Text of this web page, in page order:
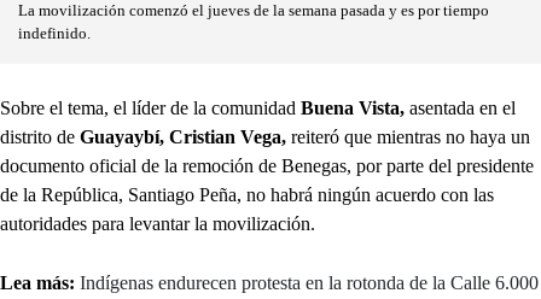
La movilización comenzó el jueves de la semana pasada y es por tiempo
indefinido.
Sobre el tema, el líder de la comunidad Buena Vista, asentada en el
distrito de Guayaybí, Cristian Vega, reiteró que mientras no haya un
documento oficial de la remoción de Benegas, por parte del presidente
de la República, Santiago Peña, no habrá ningún acuerdo con las
autoridades para levantar la movilización.
Lea más: Indígenas endurecen protesta en la rotonda de la Calle 6.000